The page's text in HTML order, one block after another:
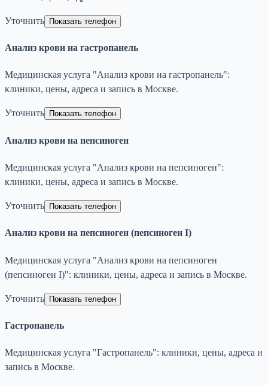
Уточнить Показать телефон
Анализ крови на гастропанель
Медицинская услуга "Анализ крови на гастропанель":
клиники, цены, адреса и запись в Москве.
Уточнить Показать телефон
Анализ крови на пепсиноген
Медицинская услуга "Анализ крови на пепсиноген":
клиники, цены, адреса и запись в Москве.
Уточнить Показать телефон
Анализ крови на пепсиноген (пепсиноген I)
Медицинская услуга "Анализ крови на пепсиноген
(пепсиноген I)": клиники, цены, адреса и запись в Москве.
Уточнить Показать телефон
Гастропанель
Медицинская услуга "Гастропанель": клиники, цены, адреса и
запись в Москве.